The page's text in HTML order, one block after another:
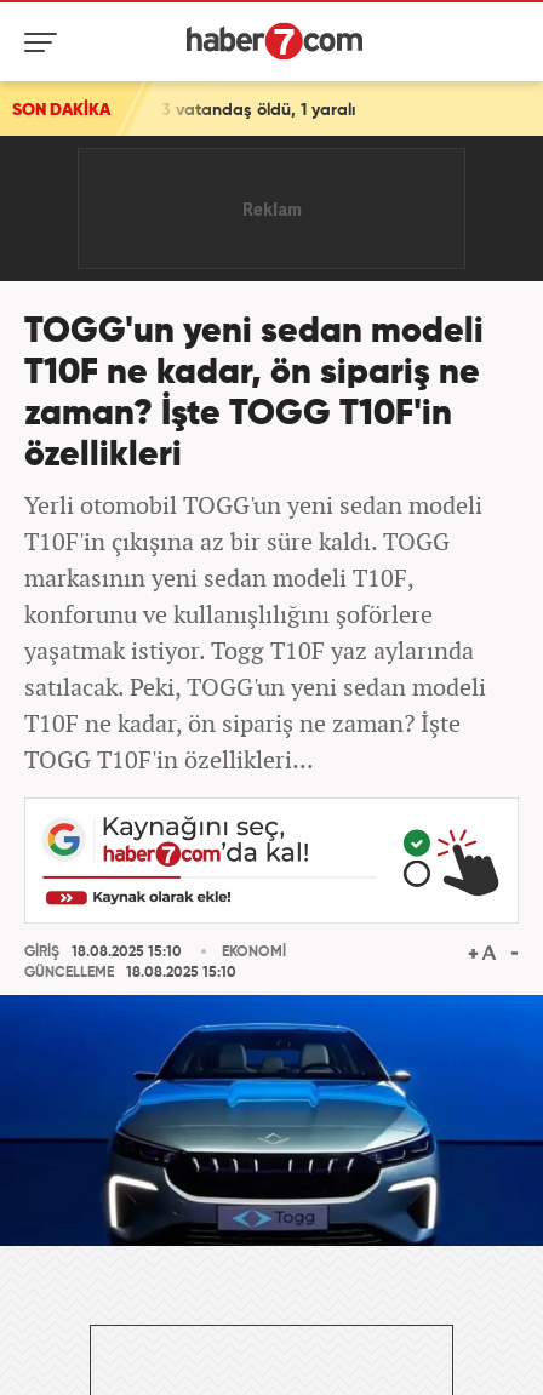
SON DAKİKA
3 vatandaş öldü, 1 yaralı
TOGG'un yeni sedan modeli
T10F ne kadar, ön sipariş ne
zaman? İşte TOGG T10F'in
özellikleri
Yerli otomobil TOGG'un yeni sedan modeli
T10F'in çıkışına az bir süre kaldı. TOGG
markasının yeni sedan modeli T10F,
konforunu ve kullanışlılığını şoförlere
yaşatmak istiyor. Togg T10F yaz aylarında
satılacak. Peki, TOGG'un yeni sedan modeli
T10F ne kadar, ön sipariş ne zaman? İşte
TOGG T10F'in özellikleri...
GİRİŞ
18.08.2025 15:10
GÜNCELLEME
18.08.2025 15:10
EKONOMİ